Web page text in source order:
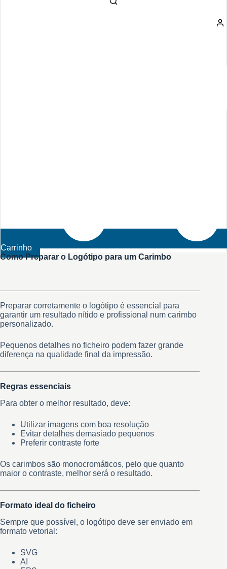
Carrinho
Como Preparar o Logótipo para um Carimbo
Preparar corretamente o logótipo é essencial para
garantir um resultado nítido e profissional num carimbo
personalizado.
Pequenos detalhes no ficheiro podem fazer grande
diferença na qualidade final da impressão.
Regras essenciais
Para obter o melhor resultado, deve:
Utilizar imagens com boa resolução
Evitar detalhes demasiado pequenos
Preferir contraste forte
Os carimbos são monocromáticos, pelo que quanto
maior o contraste, melhor será o resultado.
Formato ideal do ficheiro
Sempre que possível, o logótipo deve ser enviado em
formato vetorial:
SVG
AI